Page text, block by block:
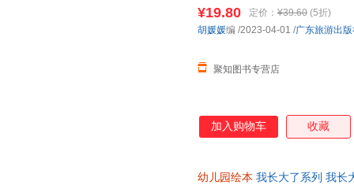
¥19.80 定价： ¥39.60 (5折)
聚知图书专营店
胡媛媛编 /2023-04-01 /广东旅游出
加入购物车 收藏
幼儿园绘本 我长大了系列 我长